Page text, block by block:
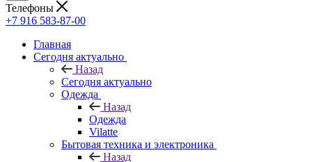
Телефоны
+7 916 583-87-00
Главная
Сегодня актуально
Назад
Сегодня актуально
Одежда
Назад
Одежда
Vilatte
Бытовая техника и электроника
Назад